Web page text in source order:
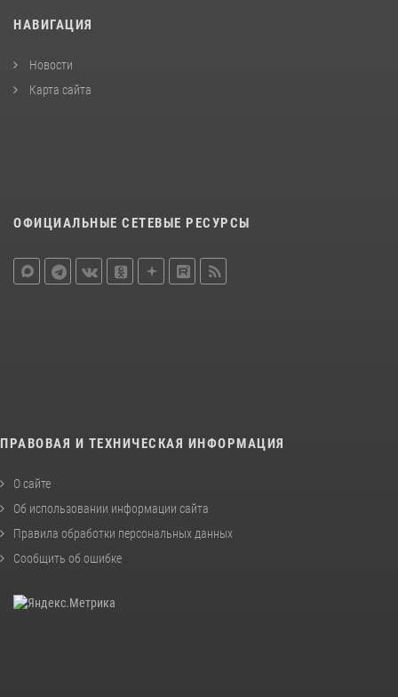
НАВИГАЦИЯ
Новости
Карта сайта
ОФИЦИАЛЬНЫЕ СЕТЕВЫЕ РЕСУРСЫ
ПРАВОВАЯ И ТЕХНИЧЕСКАЯ ИНФОРМАЦИЯ
О сайте
Об использовании информации сайта
Правила обработки персональных данных
Сообщить об ошибке